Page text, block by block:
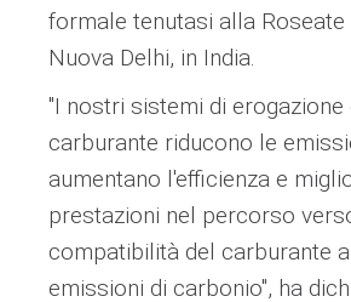
formale tenutasi alla Roseate
Nuova Delhi, in India.
"I nostri sistemi di erogazione
carburante riducono le
aumentano l'efficienza e
prestazioni nel percorso
compatibilità del carburante
emissioni di carbonio", ha